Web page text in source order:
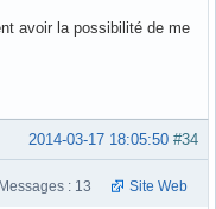
avoir la possibilité de me
#34
2014-03-17 18:05:50
Messages : 13 Site Web